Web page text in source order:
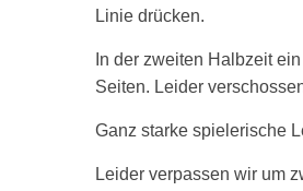
Linie drücken.
In der zweiten Halbzeit
Seiten. Leider
Ganz starke spielerische
Leider verpassen wir um